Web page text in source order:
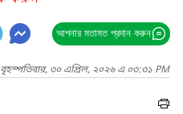
আপনার মতামত প্রদান করুন
বৃহস্পতিবার, ৩০ এপ্রিল, ২০২৬ এ ০৩:৩১ PM